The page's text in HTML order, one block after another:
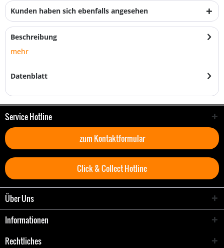
Kunden haben sich ebenfalls angesehen
Beschreibung
mehr
Datenblatt
Service Hotline
zum Kontaktformular
Click & Collect Hotline
Über Uns
Informationen
Rechtliches